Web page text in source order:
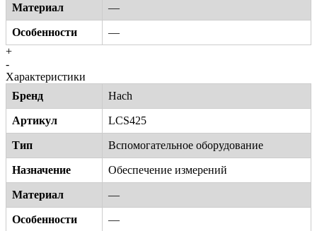
Материал —
Особенности
—
+
-
Характеристики
Бренд
Hach
Артикул LCS425
Тип Вспомогательное оборудование
Назначение Обеспечение измерений
Материал —
Особенности
—